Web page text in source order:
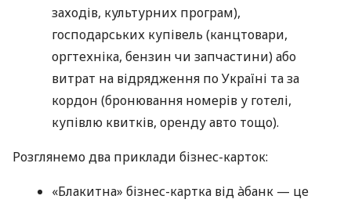
заходів, культурних програм),
господарських купівель (канцтовари,
оргтехніка, бензин чи запчастини) або
витрат на відрядження по Україні та за
кордон (бронювання номерів у готелі,
купівлю квитків, оренду авто тощо).
Розглянемо два приклади бізнес-карток:
«Блакитна» бізнес-картка від àбанк — це